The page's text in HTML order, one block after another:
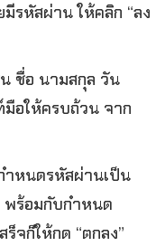
มีรหัสผ่าน ให้คลิก “ลง
ชื่อ นามสกุล วัน
มือให้ครบถ้วน จาก
ำหนดรหัสผ่านเป็น
พร้อมกับกำหนด
จก็ให้กด “ตกลง”